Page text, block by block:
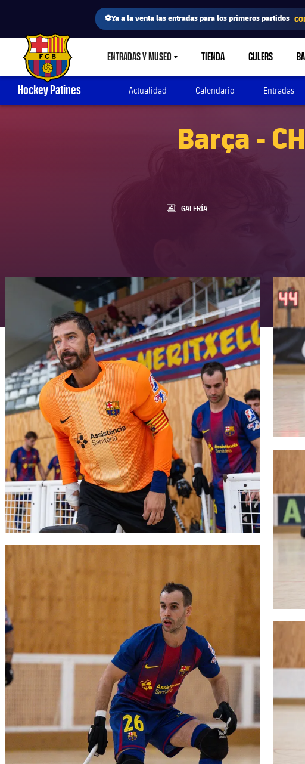
⚽Ya a la venta las entradas para los primeros partidos
FC Barcelona club badge ENTRADAS Y MUSEOLABEL.SHARE.CARETDOWN
TIENDA CULERS
Hockey Patines Actualidad Calendario Entradas
Barça -
LABEL.ARIA.GALLERY
GALERÍA
FC Barcelona club badge FC
FC